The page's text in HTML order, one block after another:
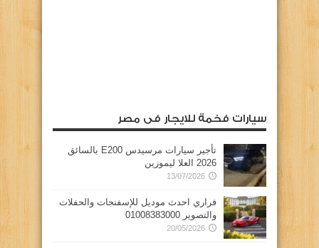
سيارات فخمة للايجار فى مصر
تأجير سيارات مرسيدس E200 بالسائق
2026 العلا ليموزين
13/07/2026
فراري احدث موديل للإسفنجات والحفلات
والتصوير 01008383000
20/05/2026